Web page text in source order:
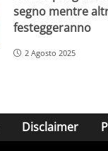
segno mentre
festeggeranno
2 Agosto 2025
Disclaimer